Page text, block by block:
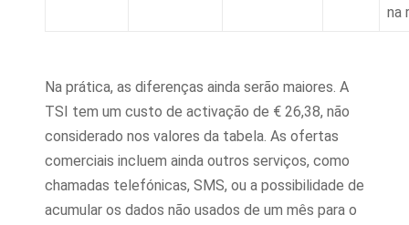
na
Na prática, as diferenças ainda serão maiores. A
TSI tem um custo de activação de € 26,38, não
considerado nos valores da tabela. As ofertas
comerciais incluem ainda outros serviços, como
chamadas telefónicas, SMS, ou a possibilidade de
acumular os dados não usados de um mês para o